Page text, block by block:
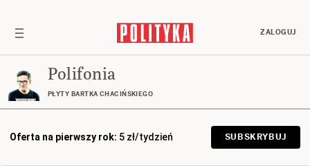
ZALOGUJ
Polifonia
PŁYTY BARTKA CHACIŃSKIEGO
Oferta na pierwszy rok: 5 zł/tydzień SUBSKRYBUJ